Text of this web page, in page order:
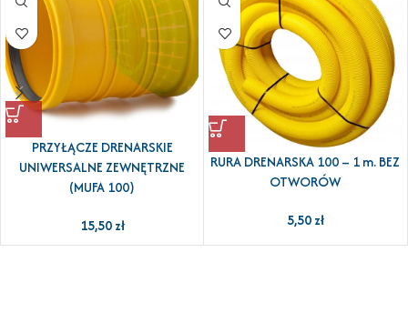
PRZYŁĄCZE DRENARSKIE
UNIWERSALNE ZEWNĘTRZNE
(MUFA 100)
15,50zł
RURA DRENARSKA 100 – 1 m. BEZ
OTWORÓW
5,50zł